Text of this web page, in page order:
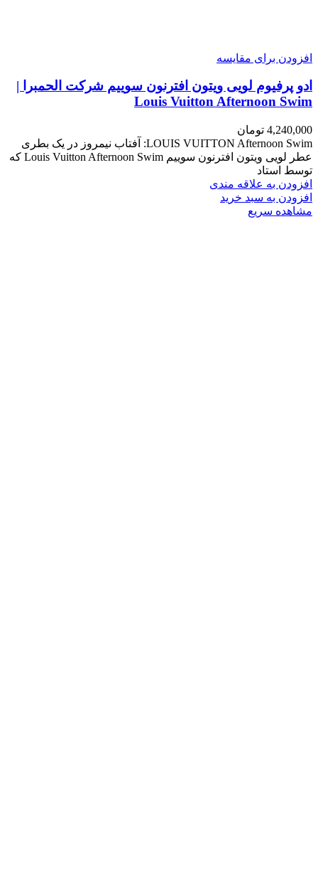
افزودن برای مقایسه
ادو پرفیوم لویی ویتون افترنون سوییم شرکت الحمبرا |
Louis Vuitton Afternoon Swim
4,240,000 تومان
LOUIS VUITTON Afternoon Swim: آفتاب نیمروز در یک بطری
عطر لویی ویتون افترنون سوییم Louis Vuitton Afternoon Swim که
توسط استاد
افزودن به علاقه مندی
افزودن به سبد خرید
مشاهده سریع